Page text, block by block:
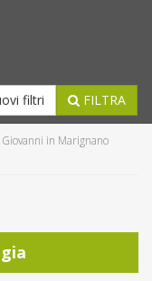
FILTRA
filtri
Giovanni in Marignano